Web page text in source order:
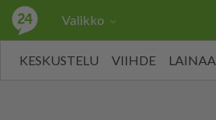
Valikko
KESKUSTELU VIIHDE LAINAA